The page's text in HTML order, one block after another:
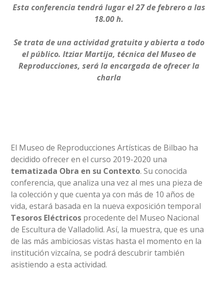
Esta conferencia tendrá lugar el 27 de febrero a las
18.00 h.
Se trata de una actividad gratuita y abierta a todo
el público. Itziar Martija, técnica del Museo de
Reproducciones, será la encargada de ofrecer la
charla
El Museo de Reproducciones Artísticas de Bilbao ha
decidido ofrecer en el curso 2019-2020 una
tematizada Obra en su Contexto. Su conocida
conferencia, que analiza una vez al mes una pieza de
la colección y que cuenta ya con más de 10 años de
vida, estará basada en la nueva exposición temporal
Tesoros Eléctricos procedente del Museo Nacional
de Escultura de Valladolid. Así, la muestra, que es una
de las más ambiciosas vistas hasta el momento en la
institución vizcaína, se podrá descubrir también
asistiendo a esta actividad.